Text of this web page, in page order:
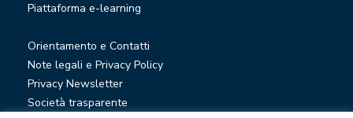
Piattaforma e-learning
Orientamento e Contatti
Note legali e Privacy Policy
Privacy Newsletter
Società trasparente